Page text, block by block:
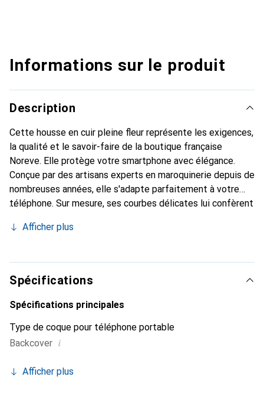
Informations sur le produit
Description
Cette housse en cuir pleine fleur représente les exigences,
la qualité et le savoir-faire de la boutique française
Noreve. Elle protège votre smartphone avec élégance.
Conçue par des artisans experts en maroquinerie depuis de
nombreuses années, elle s'adapte parfaitement à votre
téléphone. Sur mesure, ses courbes délicates lui confèrent
et indispensable pour votre smartphone. Reconnaître
marque Noreve est un choix sûr pour une clientèle
exigeante.
Afficher plus
Spécifications
Spécifications principales
Type de coque pour téléphone portable
Backcover i
Afficher plus